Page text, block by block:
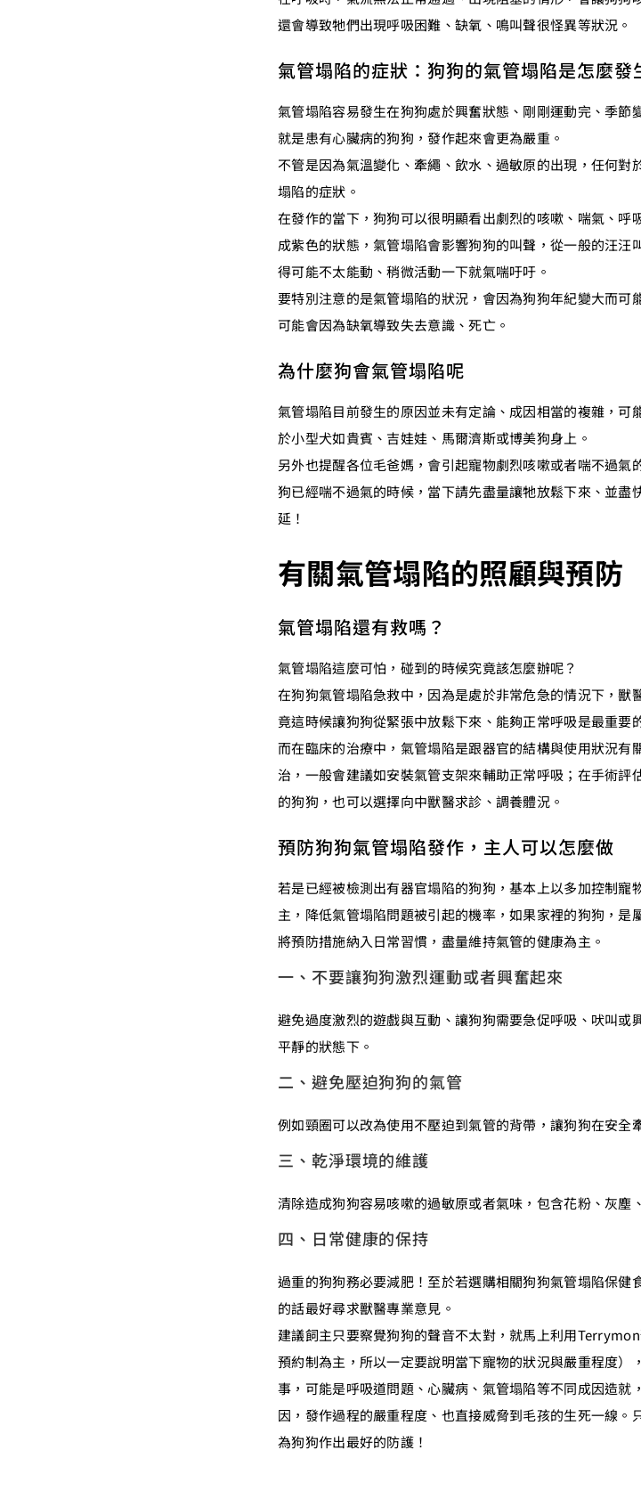
還會導致牠們出現呼吸困難、缺氧、鳴叫聲很怪異等狀況。
氣管塌陷的症狀：狗狗的氣管塌陷是怎麼發
氣管塌陷容易發生在狗狗處於興奮狀態、剛剛運動完、季
就是患有心臟病的狗狗，發作起來會更為嚴重。
不管是因為氣溫變化、牽繩、飲水、過敏原的出現，任何
塌陷的症狀。
在發作的當下，狗狗可以很明顯看出劇烈的咳嗽、喘氣、
成紫色的狀態，氣管塌陷會影響狗狗的叫聲，從一般的汪
得可能不太能動、稍微活動一下就氣喘吁吁。
要特別注意的是氣管塌陷的狀況，會因為狗狗年紀變大而
可能會因為缺氧導致失去意識、死亡。
為什麼狗會氣管塌陷呢
氣管塌陷目前發生的原因並未有定論、成因相當的複雜，
於小型犬如貴賓、吉娃娃、馬爾濟斯或博美狗身上。
另外也提醒各位毛爸媽，會引起寵物劇烈咳嗽或者喘不過
狗已經喘不過氣的時候，當下請先盡量讓牠放鬆下來、並
延！
有關氣管塌陷的照顧與預防
氣管塌陷還有救嗎？
氣管塌陷這麼可怕，碰到的時候究竟該怎麼辦呢？
在狗狗氣管塌陷急救中，因為是處於非常危急的情況下，
竟這時候讓狗狗從緊張中放鬆下來、能夠正常呼吸是最重要
而在臨床的治療中，氣管塌陷是跟器官的結構與使用狀況有
治，一般會建議如安裝氣管支架來輔助正常呼吸；在手術
的狗狗，也可以選擇向中獸醫求診、調養體況。
預防狗狗氣管塌陷發作，主人可以怎麼做
若是已經被檢測出有器官塌陷的狗狗，基本上以多加控制寵
主，降低氣管塌陷問題被引起的機率，如果家裡的狗狗，
將預防措施納入日常習慣，盡量維持氣管的健康為主。
一、不要讓狗狗激烈運動或者興奮起來
避免過度激烈的遊戲與互動、讓狗狗需要急促呼吸、吠叫
平靜的狀態下。
二、避免壓迫狗狗的氣管
例如頸圈可以改為使用不壓迫到氣管的背帶，讓狗狗在安全
三、乾淨環境的維護
清除造成狗狗容易咳嗽的過敏原或者氣味，包含花粉、灰塵
四、日常健康的保持
過重的狗狗務必要減肥！至於若選購相關狗狗氣管塌陷保
的話最好尋求獸醫專業意見。
建議飼主只要察覺狗狗的聲音不太對，就馬上利用
預約制為主，所以一定要說明當下寵物的狀況與嚴重程度）
事，可能是呼吸道問題、心臟病、氣管塌陷等不同成因造
因，發作過程的嚴重程度、也直接威脅到毛孩的生死一線
為狗狗作出最好的防護！